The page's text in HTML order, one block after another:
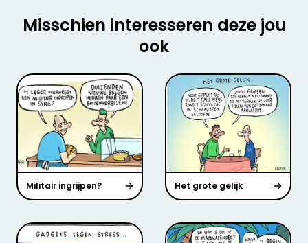
Misschien interesseren deze jou
ook
Militair ingrijpen? Het grote gelijk